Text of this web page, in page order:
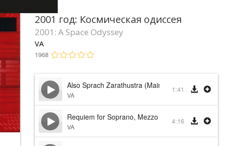
2001 год: Космическая одиссея
2001: A Space Odyssey
VA
1968
Also Sprach Zarathustra (Main Title)
VA
1:41
Requiem for Soprano, Mezzo Soprano, Two Mixed
VA
4:16